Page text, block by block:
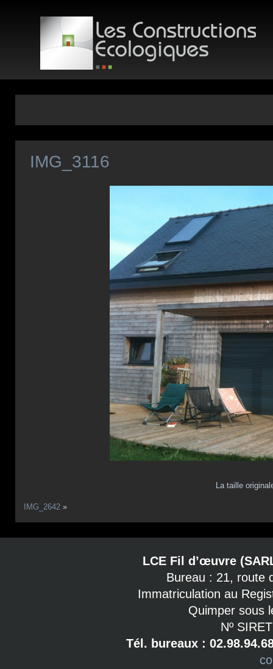
IMG_3116
La taille
IMG_2642 »
LCE Fil d’œuvre
Bureau : 21, route
Immatriculation au
Quimper sous
Nº
Tél. bureaux :